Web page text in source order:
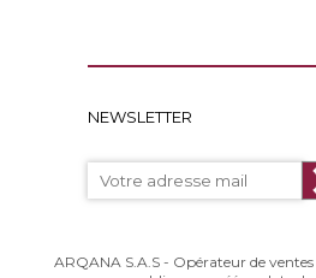
NEWSLETTER
ARQANA S.A.S - Opérateur de